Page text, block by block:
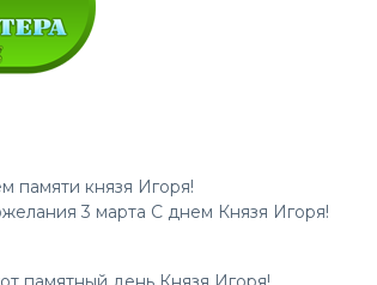
памяти князя Игоря!
3 марта С днем Князя Игоря!